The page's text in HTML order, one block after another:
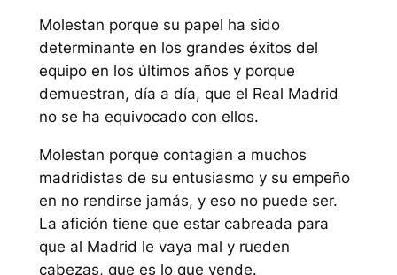
Molestan porque su papel ha sido
determinante en los grandes éxitos del
equipo en los últimos años y porque
demuestran, día a día, que el Real Madrid
no se ha equivocado con ellos.
Molestan porque contagian a muchos
madridistas de su entusiasmo y su empeño
en no rendirse jamás, y eso no puede ser.
La afición tiene que estar cabreada para
que al Madrid le vaya mal y rueden
cabezas, que es lo que vende.